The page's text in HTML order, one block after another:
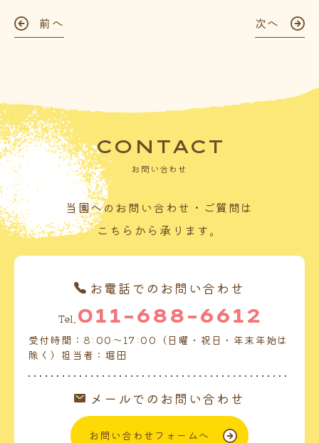
前へ 次へ
CONTACT
お問い合わせ
当園へのお問い合わせ・ご質問は
こちらから承ります。
お電話でのお問い合わせ
Tel. 011-688-6612
受付時間：8:00～17:00（日曜・祝日・年末年始は
除く）担当者：堀田
メールでのお問い合わせ
お問い合わせフォームへ